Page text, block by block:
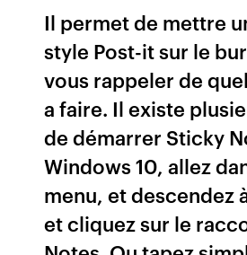
Il permet de mettre
style Post-it sur le
vous rappeler de
a faire. Il existe
de démarrer Sticky
Windows 10, allez
menu, et descendez
et cliquez sur le